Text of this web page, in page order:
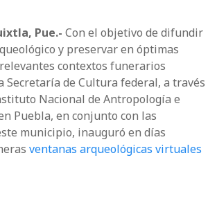
Pue.- Con el objetivo de difundir
y preservar en óptimas
contextos funerarios
Secretaría de Cultura federal, a través
Nacional de Antropología e
Puebla, en conjunto con las
municipio, inauguró en días
ventanas arqueológicas virtuales